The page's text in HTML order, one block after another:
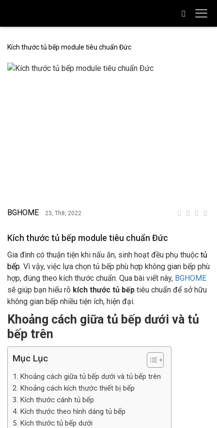
Kích thước tủ bếp module tiêu chuẩn Đức
BGHOME 23, Th8, 2022
Kích thước tủ bếp module tiêu chuẩn Đức
Gia đình có thuận tiện khi nấu ăn, sinh hoạt đều phụ thuộc tủ
bếp. Vì vậy, việc lựa chọn tủ bếp phù hợp không gian bếp phù
hợp, đúng theo kích thước chuẩn. Qua bài viết này, BGHOME
sẽ giúp bạn hiểu rõ kích thước tủ bếp tiêu chuẩn để sở hữu
không gian bếp nhiều tiện ích, hiện đại.
Khoảng cách giữa tủ bếp dưới và tủ
bếp trên
Mục Lục
Khoảng cách giữa tủ bếp dưới và tủ bếp trên
Khoảng cách kích thước thiết bị bếp
Kích thước cánh tủ bếp
Kích thước theo hình dáng tủ bếp
Kích thước tủ bếp dưới